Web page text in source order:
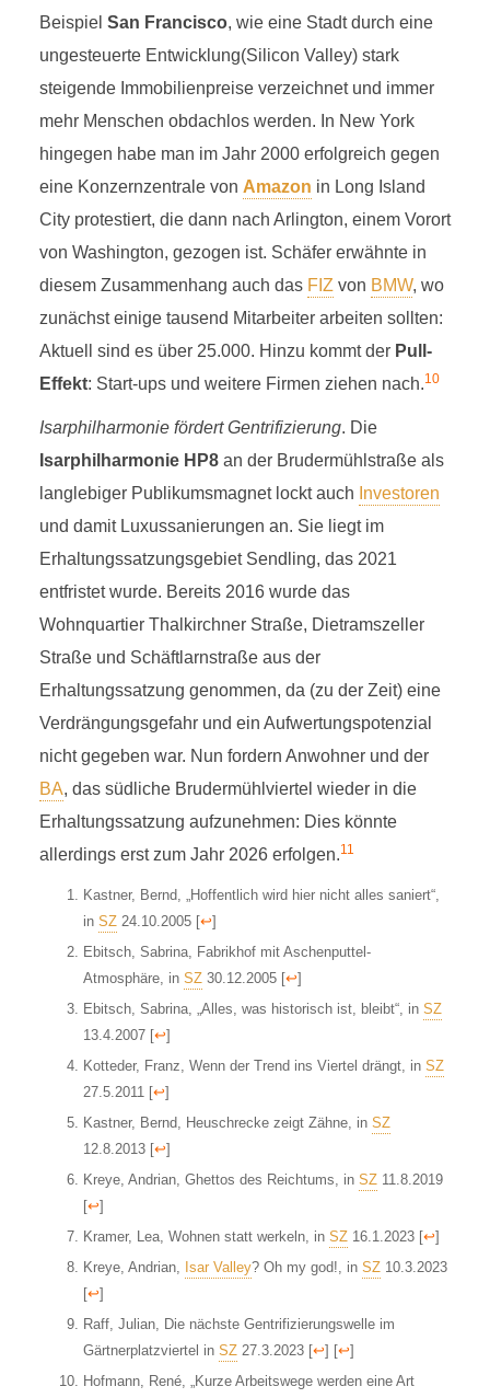
Beispiel San Francisco, wie eine Stadt durch eine
ungesteuerte Entwicklung(Silicon Valley) stark
steigende Immobilienpreise verzeichnet und immer
mehr Menschen obdachlos werden. In New York
hingegen habe man im Jahr 2000 erfolgreich gegen
eine Konzernzentrale von Amazon in Long Island
City protestiert, die dann nach Arlington, einem Vorort
von Washington, gezogen ist. Schäfer erwähnte in
diesem Zusammenhang auch das FIZ von BMW, wo
zunächst einige tausend Mitarbeiter arbeiten sollten:
Aktuell sind es über 25.000. Hinzu kommt der Pull-
Effekt: Start-ups und weitere Firmen ziehen nach.10
Isarphilharmonie fördert Gentrifizierung. Die
Isarphilharmonie HP8an der Brudermühlstraße als
langlebiger Publikumsmagnet lockt auch Investoren
und damit Luxussanierungen an. Sie liegt im
Erhaltungssatzungsgebiet Sendling, das 2021
entfristet wurde. Bereits 2016 wurde das
Wohnquartier Thalkirchner Straße, Dietramszeller
Straße und Schäftlarnstraße aus der
Erhaltungssatzung genommen, da (zu der Zeit) eine
Verdrängungsgefahr und ein Aufwertungspotenzial
nicht gegeben war. Nun fordern Anwohner und der
BA, das südliche Brudermühlviertel wieder in die
Erhaltungssatzung aufzunehmen: Dies könnte
allerdings erst zum Jahr 2026 erfolgen.11
Kastner, Bernd, „Hoffentlich wird hier nicht alles saniert“,
in SZ24.10.2005[↩]
Ebitsch, Sabrina, Fabrikhof mit Aschenputtel-
Atmosphäre, in SZ30.12.2005[↩]
Ebitsch, Sabrina, „Alles, was historisch ist, bleibt“, in SZ
13.4.2007[↩]
Kotteder, Franz, Wenn der Trend ins Viertel drängt, in SZ
27.5.2011[↩]
Kastner, Bernd, Heuschrecke zeigt Zähne, in SZ
12.8.2013[↩]
Kreye, Andrian, Ghettos des Reichtums, in SZ11.8.2019
[↩]
Kramer, Lea, Wohnen statt werkeln, in SZ16.1.2023[↩]
Kreye, Andrian, Isar Valley? Oh my god!, in SZ10.3.2023
[↩]
Raff, Julian, Die nächste Gentrifizierungswelle im
Gärtnerplatzviertel in SZ27.3.2023[↩] [↩]
Hofmann, René, „Kurze Arbeitswege werden eine Art